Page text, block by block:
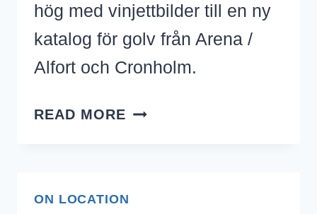
hög med vinjettbilder till en ny
katalog för golv från Arena /
Alfort och Cronholm.
READ MORE NYA
ON LOCATION